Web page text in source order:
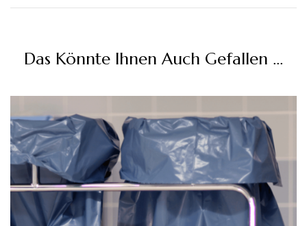
Das Könnte Ihnen Auch Gefallen …